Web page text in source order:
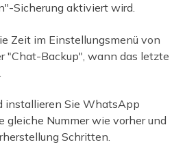
Sicherung aktiviert wird.
Zeit im Einstellungsmenü von
"Chat-Backup", wann das letzte
installieren Sie WhatsApp
gleiche Nummer wie vorher und
Schritten.